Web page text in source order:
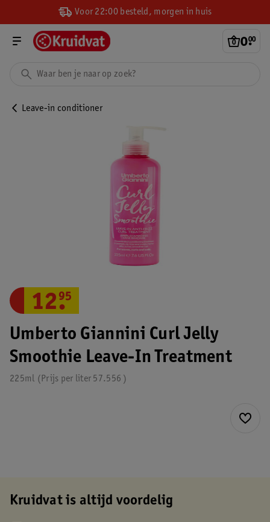
Voor 22:00 besteld, morgen in huis
0.
00
Leave-in conditioner
Umberto Giannini Curl Jelly
Smoothie Leave-In Treatment
225ml 57.556
Prijs per liter
12.
95
Kruidvat is altijd voordelig